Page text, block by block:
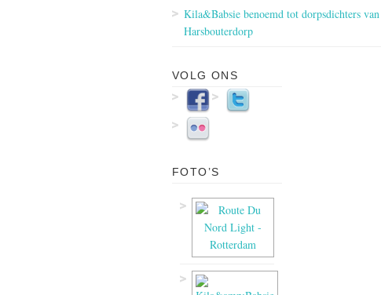
Kila&Babsie benoemd tot dorpsdichters van
Harsbouterdorp
VOLG ONS
FOTO’S